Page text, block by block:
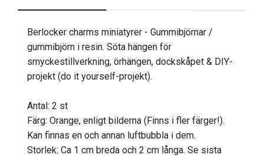
Berlocker charms miniatyrer - Gummibjörnar /
gummibjörn i resin. Söta hängen för
smyckestillverkning, örhängen, dockskåpet & DIY-
projekt (do it yourself-projekt).
Antal: 2 st
Färg: Orange, enligt bilderna (Finns i fler färger!).
Kan finnas en och annan luftbubbla i dem.
Storlek: Ca 1 cm breda och 2 cm långa. Se sista